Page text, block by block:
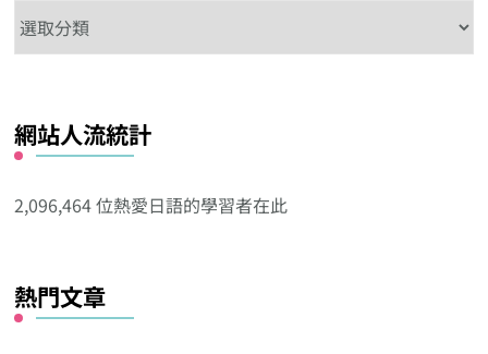
這
其
他
類
網站人流統計
2,096,464 位熱愛日語的學習者在此
熱門文章